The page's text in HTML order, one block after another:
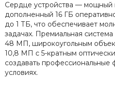
Сердце устройства — мощный
дополненный 16 ГБ
до 1 ТБ, что обеспечивает
задачах. Премиальная
48 МП, широкоугольным
10,8 МП с 5-кратным
создавать
условиях.